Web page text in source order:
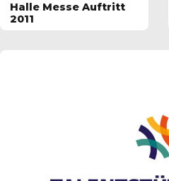
Halle Messe Auftritt
2011